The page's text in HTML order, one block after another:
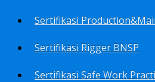
Sertifikasi
Sertifikasi Rigger BNSP